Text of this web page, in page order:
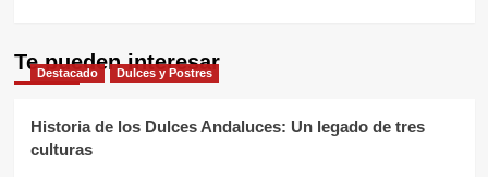
Te pueden interesar
Destacado Dulces y Postres
Historia de los Dulces Andaluces: Un legado de tres
culturas